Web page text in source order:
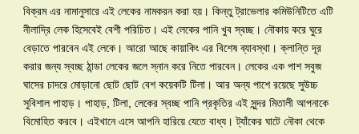
বিক্রম এর নামানুসারে এই লেকের নামকরন করা হয়। কিন্তু ট্রাভেলার কমিউনিটিতে এটি
নীলাদ্রি লেক হিসেবেই বেশী পরিচিত। এই লেকের পানি খুব স্বচ্ছ। নৌকায় করে ঘুরে
বেড়াতে পারবেন এই লেকে। আরো আছে কায়াকিং এর বিশেষ ব্যাবস্থা। ক্লান্তি দূর
করার জন্য স্বচ্ছ ঠান্ডা লেকের জলে স্নান করে নিতে পারবেন। লেকের এক পাশ সবুজ
ঘাসের চাদরে মোড়ানো ছোট ছোট বেশ কয়েকটি টিলা। আর অন্য পাশে রয়েছে সুউচ্চ
সুবিশাল পাহাড়। পাহাড়, টিলা, লেকের স্বচ্ছ পানি প্রকৃতির এই সুন্দর মিতালী আপনাকে
বিমোহিত করবে। এইখানে এসে আপনি হারিয়ে যেতে বাধ্য। ট্যাঁকের ঘাটে নৌকা থেকে